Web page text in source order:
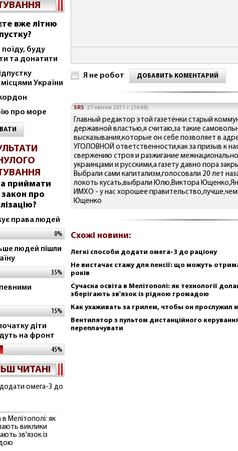
вже літню
поїду, буду
та донатити
України
про море
приймати
про
права людей
0%
людей пішли
35%
15%
діти
на фронт
45%
ЧИТАНІ
додати омега-3 до
в Мелітополі: як
виклики
зв'язок із
Я не робот ДОБАВИТЬ КОМЕНТАРИЙ
SRS 27 квітня 2011 г. (16:48)
Главный редактор этой газетёнки старый
державной властью,я считаю,за такие
высказывания,которые он себе позволяет в
УГОЛОВНОЙ ответственности,как за призыв к
свержению строя и разжигание
украинцами и русскими,а газету давно пора
Выбрали сами капитализм,голосовали 20 лет
локоть кусать,выбрали Юлю,Виктора
ИМХО - у нас хорошее правительство,лучше,чем
Ющенко
Схожі новини:
Легкі способи додати омега-3 до раціону
Не вистачає стажу для пенсії: що можуть
років
Сучасна освіта в Мелітополі: як технології
зберігають зв'язок із рідною громадою
Как ухаживать за грилем, чтобы он прослужил
Вентилятор з пультом дистанційного
переплачувати